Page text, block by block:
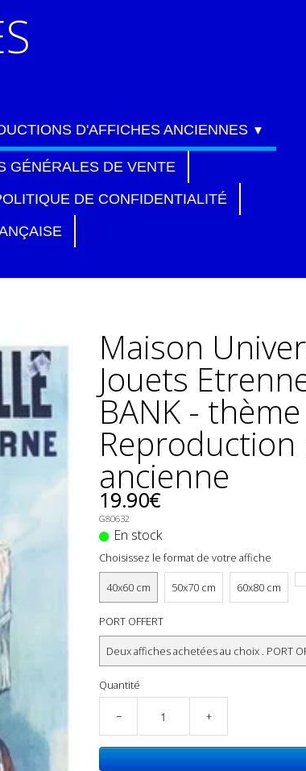
D'AFFICHES ANCIENNES ▼
GÉNÉRALES DE VENTE
DE CONFIDENTIALITÉ
Maison
Jouets
BANK -
ancienne
19.90€
G80632
En stock
Choisissez le format de votre affiche
40x60 cm 50x70 cm 60x80 cm
PORT OFFERT
Deux affiches achetées au choix . PORT
Quantité
− +